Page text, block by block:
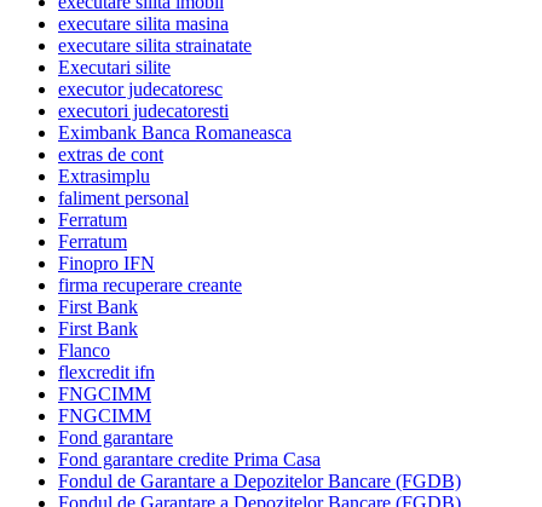
executare silita masina
executare silita strainatate
Executari silite
executor judecatoresc
executori judecatoresti
Eximbank Banca Romaneasca
extras de cont
Extrasimplu
faliment personal
Ferratum
Ferratum
Finopro IFN
firma recuperare creante
First Bank
First Bank
Flanco
flexcredit ifn
FNGCIMM
FNGCIMM
Fond garantare
Fond garantare credite Prima Casa
Fondul de Garantare a Depozitelor Bancare (FGDB)
Fondul de Garantare a Depozitelor Bancare (FGDB)